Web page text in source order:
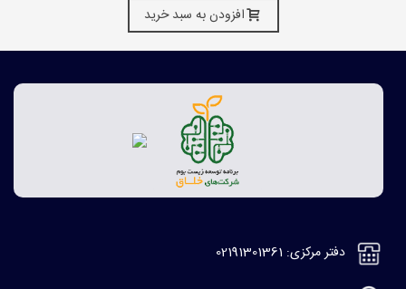
افزودن به سبد خرید
دفتر مرکزی: 02191301361